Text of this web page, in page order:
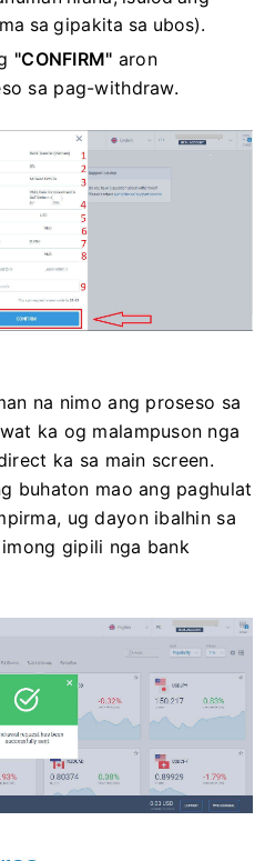
sa gipakita sa ubos).
"CONFIRM" aron
sa pag-withdraw.
na nimo ang proseso sa
ka og malampuson nga
ka sa main screen.
buhaton mao ang paghulat
ug dayon ibalhin sa
gipili nga bank